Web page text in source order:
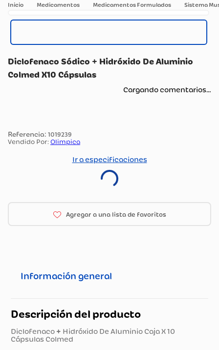
Medicamentos Medicamentos Formulados Sistema
Diclofenaco Sódico + Hidróxido De Aluminio
Colmed X10 Cápsulas
Cargando comentarios…
: 1019239
Vendido Por: Olimpica
Ir a especificaciones
Información general
Descripción del producto
Diclofenaco + Hidróxido De Aluminio Caja X 10
Cápsulas Colmed